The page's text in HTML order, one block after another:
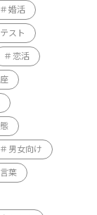
婚活
スト
恋活
男女向け
葉